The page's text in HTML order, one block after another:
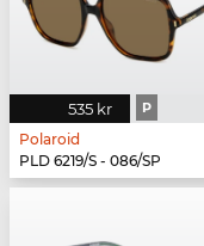
535 kr P
Polaroid
PLD 6219/S - 086/SP